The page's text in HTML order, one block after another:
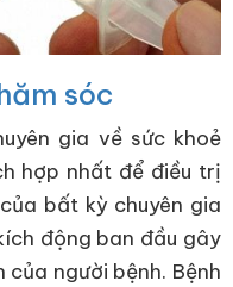
sóc
gia về sức khoẻ
hợp nhất để điều trị
bất kỳ chuyên gia
động ban đầu gây
người bệnh. Bệnh